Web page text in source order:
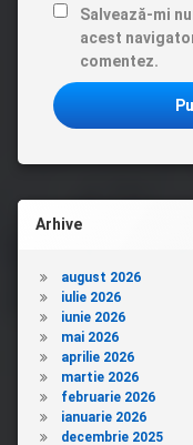
Salvează-mi
acest
comentez.
Arhive
august 2026
iulie 2026
iunie 2026
mai 2026
aprilie 2026
martie 2026
februarie 2026
ianuarie 2026
decembrie 2025